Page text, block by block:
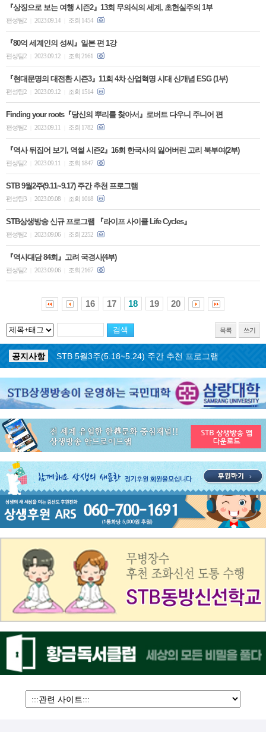
『상징으로 보는 여행 시즌2』13회 무의식의 세계, 초현실주의 1부
편성팀2 2023.09.14 조회 1454
『80억 세계인의 성씨』일본 편 1강
편성팀2 2023.09.12 조회 2161
『현대문명의 대전환 시즌3』11회 4차 산업혁명 시대 신개념 ESG (1부)
편성팀2 2023.09.12 조회 1514
Finding your roots『당신의 뿌리를 찾아서』로버트 다우니 주니어 편
편성팀2 2023.09.11 조회 1782
『역사 뒤집어 보기, 역썰 시즌2』16회 한국사의 잃어버린 고리 북부여(2부)
편성팀2 2023.09.11 조회 1847
STB 9월2주(9.11~9.17) 주간 추천 프로그램
편성팀3 2023.09.08 조회 1018
STB상생방송 신규 프로그램 『라이프 사이클 Life Cycles』
편성팀2 2023.09.06 조회 2252
『역사대담 84회』고려 국경사(4부)
편성팀2 2023.09.06 조회 2167
16 17 18 19 20
목록 쓰기
공지사항 ON AIR 서비스 장애 복구 안내
공지사항
STB 5월4주(5.25~5.31) 주간 추천 프로그램
공지사항
STB 5월3주(5.18~5.24) 주간 추천 프로그램
공지사항
STB 4월마지막주(4.27~5.3) 주간 추천 프로그램
STB 4월4주(4.20~4.26) 주간 추천 프로그램
공지사항
STB 4월2주(4.6~4.12) 주간 추천 프로그램
공지사항
STB 4월1주(3.30~4.5) 주간 추천 프로그램
공지사항
STB 3월4주(3.23~3.29) 주간 추천 프로그램